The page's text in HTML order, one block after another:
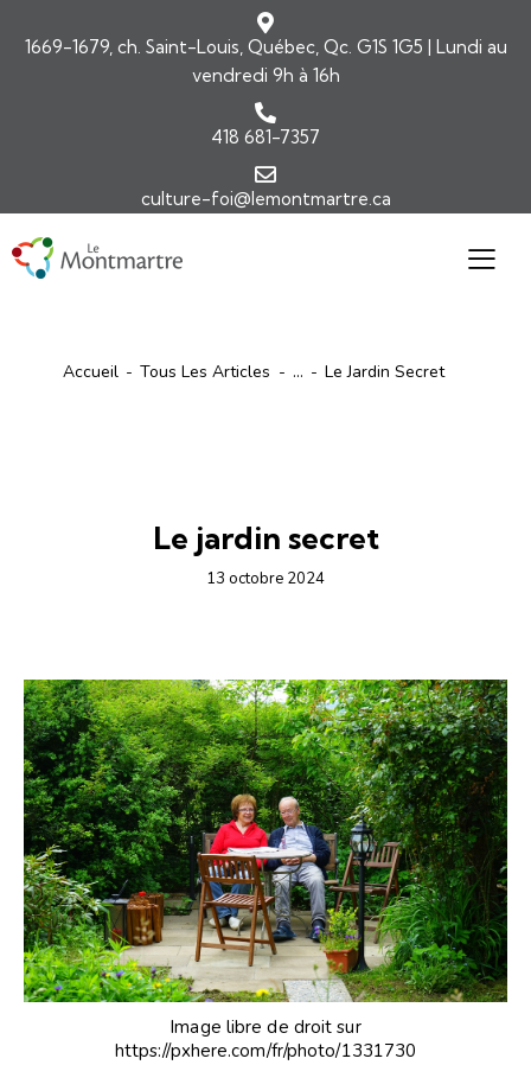
1669-1679, ch. Saint-Louis, Québec, Qc. G1S 1G5 | Lundi au
vendredi 9h à 16h
418 681-7357
culture-foi@lemontmartre.ca
Accueil Tous Les Articles ... Le Jardin Secret
Le jardin secret
13 octobre 2024
Image libre de droit sur
https://pxhere.com/fr/photo/1331730